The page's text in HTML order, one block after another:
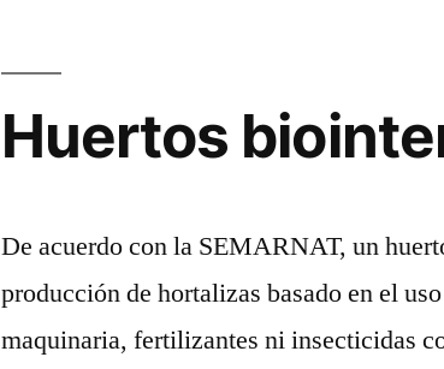
Huertos
De acuerdo con la SEMARNAT, un
producción de hortalizas basado en el
maquinaria, fertilizantes ni insecticidas